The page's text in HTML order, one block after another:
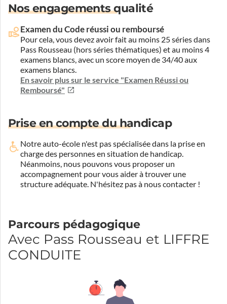
Nos engagements qualité
Examen du Code réussi ou remboursé
Pour cela, vous devez avoir fait au moins 25 séries dans
Pass Rousseau (hors séries thématiques) et au moins 4
examens blancs, avec un score moyen de 34/40 aux
examens blancs.
En savoir plus sur le service "Examen Réussi ou
Remboursé"
Prise en compte du handicap
Notre auto-école n'est pas spécialisée dans la prise en
charge des personnes en situation de handicap.
Néanmoins, nous pouvons vous proposer un
accompagnement pour vous aider à trouver une
structure adéquate. N'hésitez pas à nous contacter !
Parcours pédagogique
Avec Pass Rousseau et LIFFRE
CONDUITE